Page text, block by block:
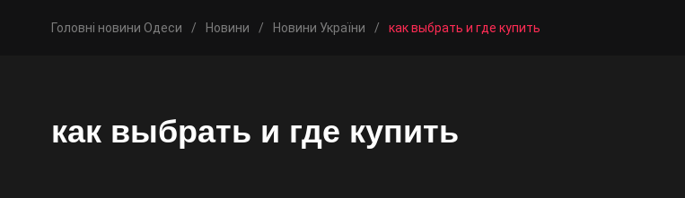
Головні новини Одеси / Новини / Новини України / как выбрать и где купить
как выбрать и где купить